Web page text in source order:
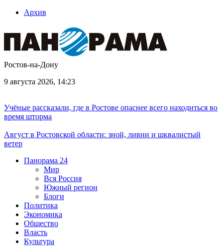
Архив
Ростов-на-Дону
9 августа 2026, 14:23
Учёные рассказали, где в Ростове опаснее всего находиться во
время шторма
Август в Ростовской области: зной, ливни и шквалистый
ветер
Панорама 24
Мир
Вся Россия
Южный регион
Блоги
Политика
Экономика
Общество
Власть
Культура